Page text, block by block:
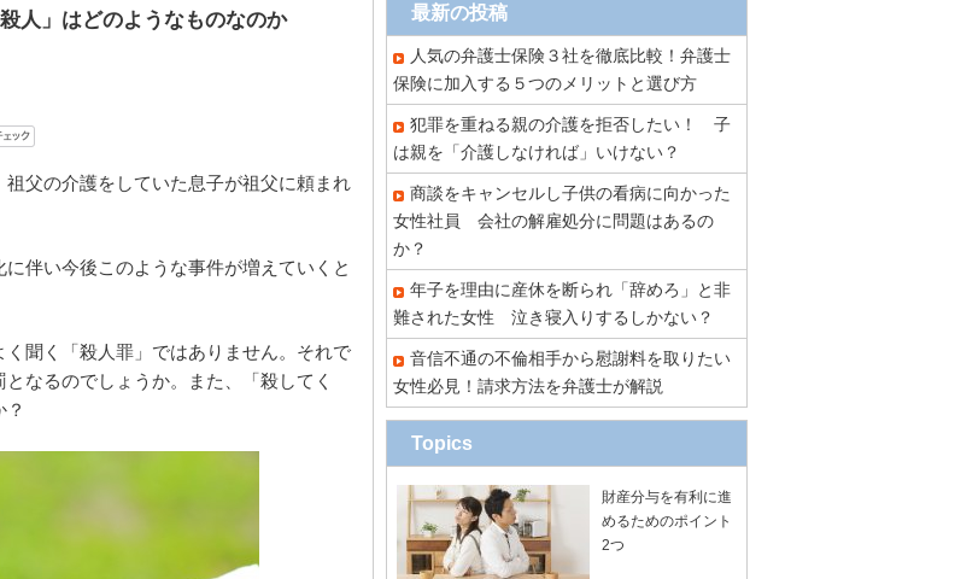
人」はどのようなものなのか
父の介護をしていた息子が祖父に頼まれ
伴い今後このような事件が増えていくと
聞く「殺人罪」ではありません。それで
なるのでしょうか。また、「殺してく
最新の投稿
人気の弁護士保険３社を徹底比較！弁護士
保険に加入する５つのメリットと選び方
犯罪を重ねる親の介護を拒否したい！ 子
は親を「介護しなければ」いけない？
商談をキャンセルし子供の看病に向かった
女性社員 会社の解雇処分に問題はあるの
か？
年子を理由に産休を断られ「辞めろ」と非
難された女性 泣き寝入りするしかない？
音信不通の不倫相手から慰謝料を取りたい
女性必見！請求方法を弁護士が解説
Topics
財産分与を有利に進
めるためのポイント
2つ